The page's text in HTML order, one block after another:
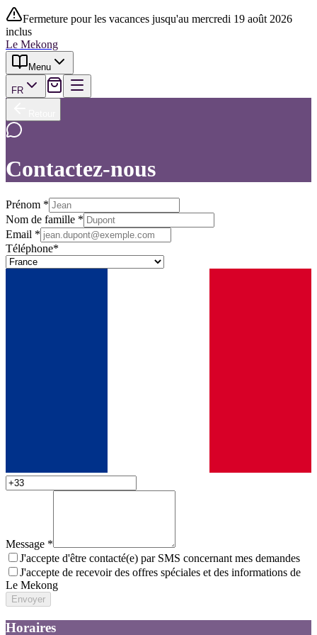
Fermeture pour les vacances jusqu'au mercredi 19 août 2026
inclus
Le Mekong
Menu
FR
Contactez-nous
Prénom *
Nom de famille *
Email *
Téléphone*
Message *
J'accepte d'être contacté(e) par SMS concernant mes demandes
J'accepte de recevoir des offres spéciales et des informations de
Le Mekong
Envoyer
Horaires